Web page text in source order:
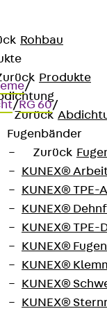
Rohbau
Produkte
Zurück
Fugenbänder
Zurück
KUNEX®
KUNEX®
KUNEX®
KUNEX®
KUNEX®
KUNEX®
KUNEX®
KUNEX®
/
/RG 60/
Höhe =